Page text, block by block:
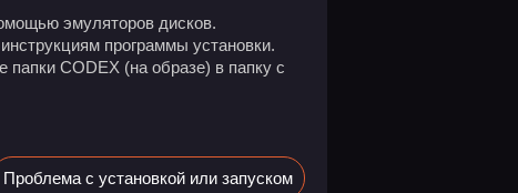
эмуляторов дисков.
программы установки.
папки CODEX (на образе) в папку с
Проблема с установкой или запуском